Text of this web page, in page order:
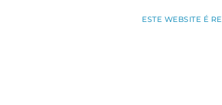
ESTE WEBSITE É